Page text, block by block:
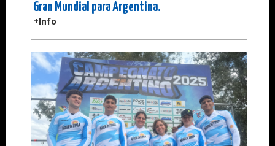
Gran Mundial para Argentina.
+Info